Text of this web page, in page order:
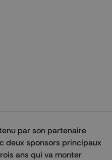
par son partenaire
deux sponsors principaux
ans qui va monter